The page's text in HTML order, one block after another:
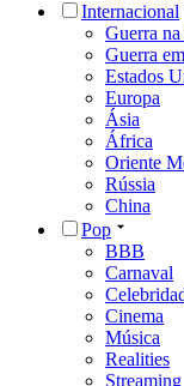
Internacional
Guerra
Guerra
Estados
Europa
Ásia
África
Oriente
Rússia
China
Pop
BBB
Carnaval
Cinema
Música
Realities
Streaming